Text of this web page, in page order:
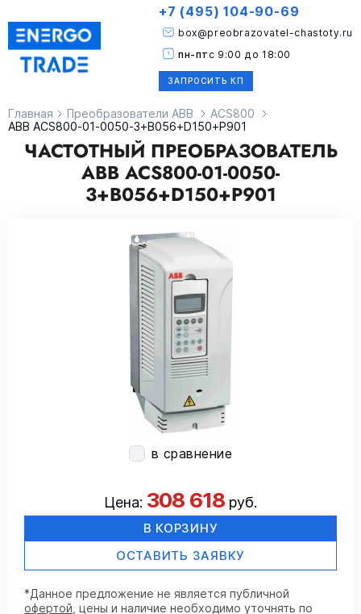
ЗАПРОСИТЬ КП
box@preobrazovatel-chastoty.ru
+7 (495) 104-90-69
пн-пт с 9:00 до 18:00
Главная Преобразователи ABB
ACS800
ABB ACS800-01-0050-3+B056+D150+P901
ЧАСТОТНЫЙ ПРЕОБРАЗОВАТЕЛЬ
ABB ACS800-01-0050-
3+B056+D150+P901
в сравнение
Цена: 308 618 руб.
В КОРЗИНУ
ОСТАВИТЬ ЗАЯВКУ
*Данное предложение не является публичной
офертой , цены и наличие необходимо уточнять по